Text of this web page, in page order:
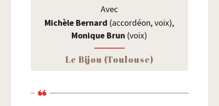
Avec
Michèle Ber­nard (accor­déon, voix),
Monique Brun (voix)
Le Bijou (Tou­louse)